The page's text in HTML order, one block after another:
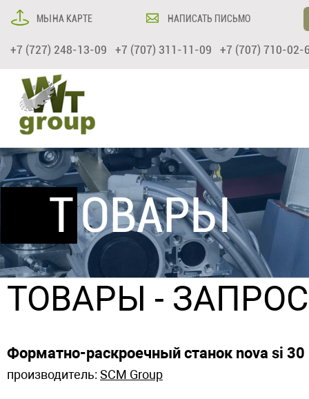
МЫ НА КАРТЕ НАПИСАТЬ ПИСЬМО
+7 (727) 248-13-09 +7 (707) 311-11-09 +7 (707) 710-02-
ТОВАРЫ
ТОВАРЫ -
Форматно-раскроечный станок nova si 30
производитель: SCM Group